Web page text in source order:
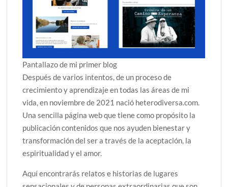
Pantallazo de mi primer blog
Después de varios intentos, de un proceso de
crecimiento y aprendizaje en todas las áreas de mi
vida, en noviembre de 2021 nació heterodiversa.com.
Una sencilla página web que tiene como propósito la
publicación contenidos que nos ayuden bienestar y
transformación del ser a través de la aceptación, la
espiritualidad y el amor.
Aquí encontrarás relatos e historias de lugares